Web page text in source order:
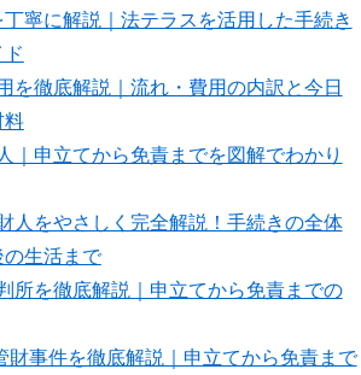
寧に解説｜法テラスを活用した手続き
を徹底解説｜流れ・費用の内訳と今日
料
｜申立てから免責までを図解でわかり
人をやさしく完全解説！手続きの全体
生活まで
所を徹底解説｜申立てから免責までの
財事件を徹底解説｜申立てから免責まで